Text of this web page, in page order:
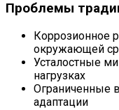
Проблемы
Коррозионное
окружающей
Усталостные
нагрузках
Ограниченные
адаптации